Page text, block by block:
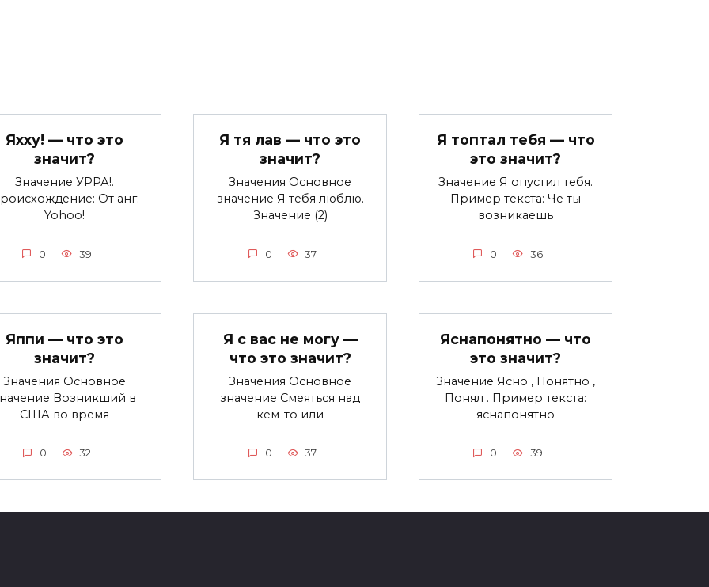
Яхху! — что это
значит?
Значение УРРА!.
От анг.
Yohoo!
0 39
Я тя лав — что это
значит?
Значения Основное
значение Я тебя люблю.
Значение (2)
0 37
Я топтал тебя — что
это значит?
Значение Я опустил тебя.
Пример текста: Че ты
возникаешь
0 36
Яппи — что это
значит?
Значения Основное
Возникший в
США во время
0 32
Я с вас не могу —
что это значит?
Значения Основное
значение Смеяться над
кем-то или
0 37
Яснапонятно — что
это значит?
Значение Ясно , Понятно ,
Понял . Пример текста:
яснапонятно
0 39